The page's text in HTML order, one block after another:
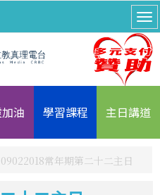
油 學習課程 主日講道
09022018常年期第二十二主日